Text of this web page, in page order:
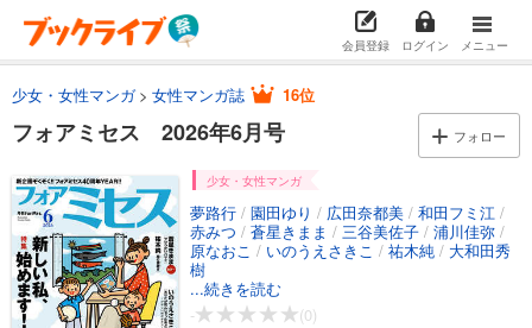
会員登録 ログイン メニュー
少女・女性マンガ 女性マンガ誌 16位
フォアミセス 2026年6月号 フォロー
少女・女性マンガ
夢路行 / 園田ゆり / 広田奈都美 / 和田フミ江 /
赤みつ / 蒼星きまま / 三谷美佐子 / 浦川佳弥 /
原なおこ / いのうえさきこ / 祐木純 / 大和田秀
樹
...続きを読む
-
(0)